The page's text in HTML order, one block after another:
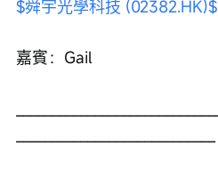
$舜宇光學科技 (02382.HK)$
嘉賓：Gail